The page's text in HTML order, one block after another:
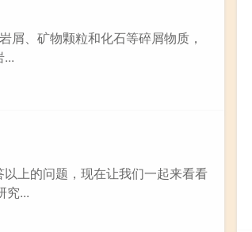
屑、矿物颗粒和化石等碎屑物质，
上的问题，现在让我们一起来看看
究...